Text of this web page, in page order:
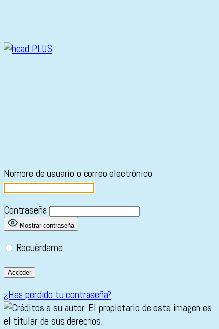
Nombre de usuario o correo electrónico
Contraseña
Mostrar contraseña
Recuérdame
¿Has perdido tu contraseña?